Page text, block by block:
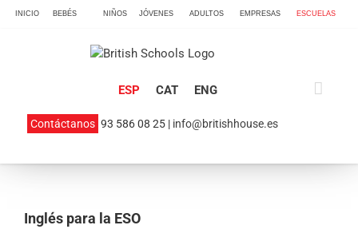
SkipINICIO BEBÉS NIÑOS JÓVENES ADULTOS EMPRESAS ESCUELAS
ESP CAT ENG
Contáctanos 93 586 08 25 | info@britishhouse.es
Inglés para la ESO